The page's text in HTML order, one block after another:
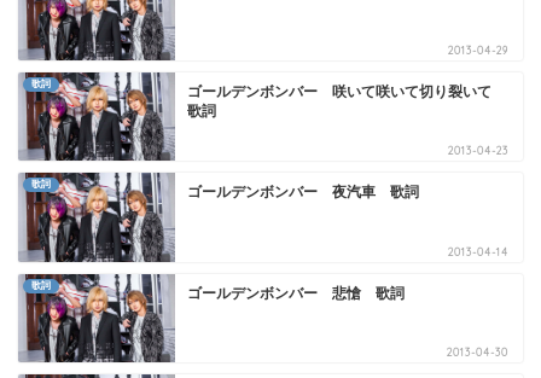
2013-04-29
歌詞
ゴールデンボンバー 咲いて咲いて切り裂いて
歌詞
2013-04-23
歌詞 ゴールデンボンバー 夜汽車 歌詞
2013-04-14
歌詞 ゴールデンボンバー 悲愴 歌詞
2013-04-30